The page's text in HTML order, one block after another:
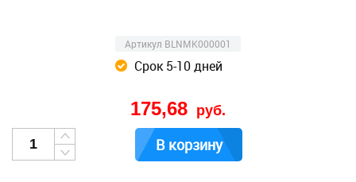
Артикул BLNMK000001
Срок 5-10 дней
175,68 руб.
В корзину